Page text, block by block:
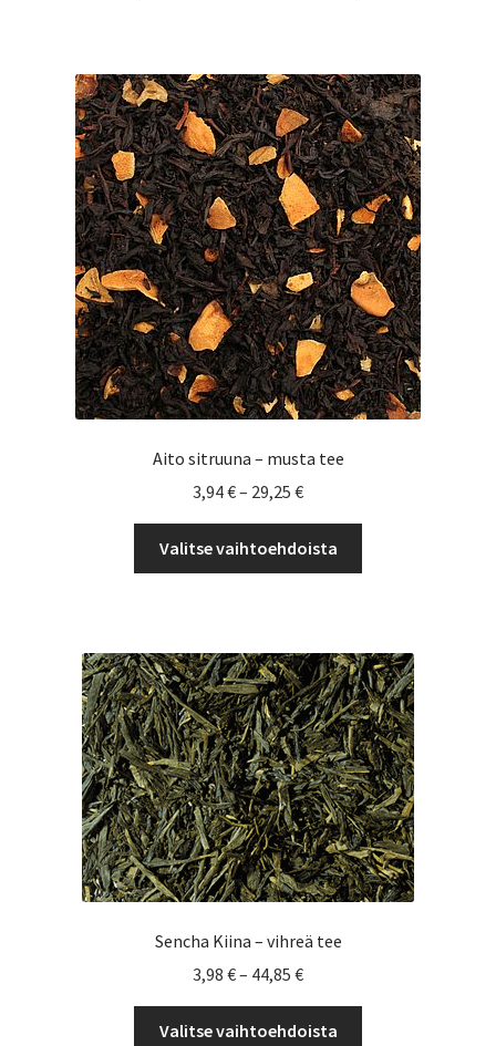
Voit
tehdä
valinnat
tuotteen
sivulla.
Aito sitruuna – musta tee
3,94€– 29,25 €Hintaluokka:
3,94 €
-
29,25 €
Valitse vaihtoehdoista
Voit
tehdä
valinnat
tuotteen
sivulla.
Sencha Kiina – vihreä tee
3,98 €– 44,85 €Hintaluokka:
3,98 €
-
Valitse vaihtoehdoista